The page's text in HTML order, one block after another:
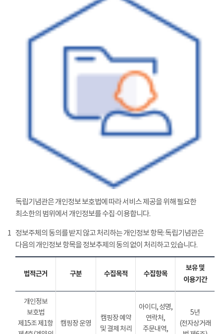
독립기념관은 개인정보 보호법에 따라 서비스 제공을 위해 필요한
최소한의 범위에서 개인정보를 수집·이용합니다.
1 정보주체의 동의를 받지 않고 처리하는 개인정보 항목: 독립기념관은
다음의 개인정보 항목을 정보추제의 동의 없이 처리하고 있습니다.
법적근거 구분 수집목적 수집항목
보유 및
이용기간
개인정보
보호법
제15조 제1항
캠핑장 운영
캠핑장 예약
및 결제 처리
아이디, 성명,
연락처,
주문내역,
5년
(전자상거래